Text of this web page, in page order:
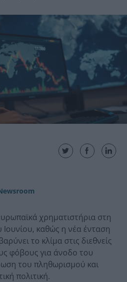
χρηματιστήρια στη
καθώς η νέα ένταση
το κλίμα στις διεθνείς
φόβους για άνοδο του
του πληθωρισμού και
πολιτική.